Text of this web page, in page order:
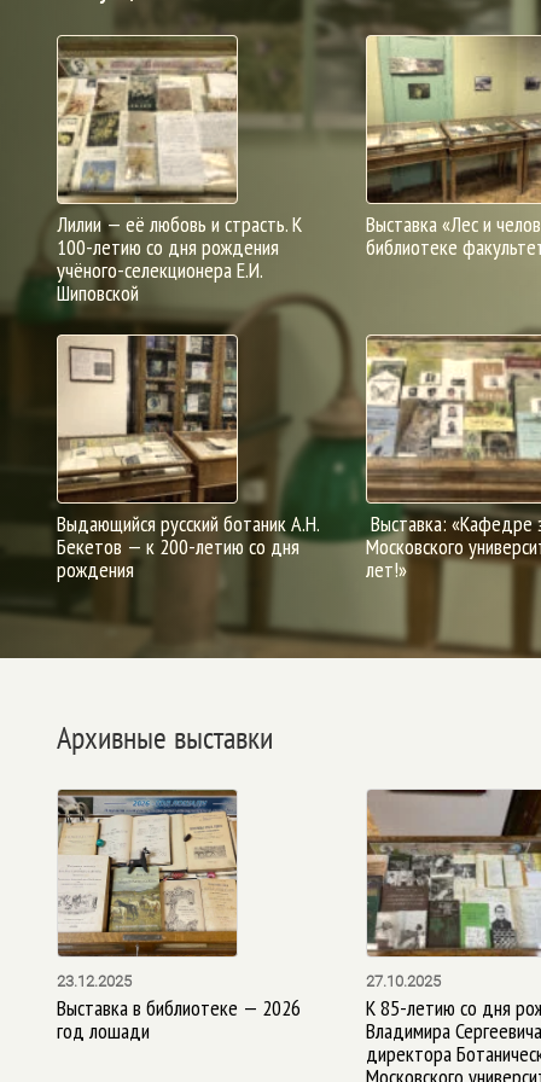
Лилии — её любовь и страсть. К
100-летию со дня рождения
учёного-селекционера Е.И.
Шиповской
Выставка «Лес и
библиотеке
Выдающийся русский ботаник А.Н.
Бекетов — к 200-летию со дня
рождения
Выставка: «Кафедре
Московского
лет!»
Архивные выставки
23.12.2025
Выставка в библиотеке — 2026
год лошади
27.10.2025
К 85-летию со дня
Владимира
директора
Московского